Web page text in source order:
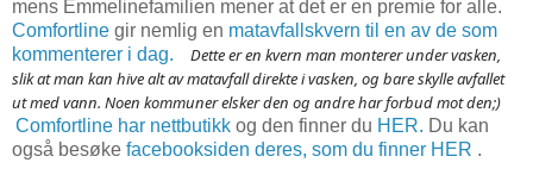
mens Emmelinefamilien mener at det er en premie for alle.
Comfortline gir nemlig en matavfallskvern til en av de som
kommenterer i dag.
Dette er en kvern man monterer under vasken,
slik at man kan hive alt av matavfall direkte i vasken, og bare skylle avfallet
ut med vann. Noen kommuner elsker den og andre har forbud mot den;)
Comfortline har nettbutikk og den finner du HER. Du kan
også besøke facebooksiden deres, som du finner HER .